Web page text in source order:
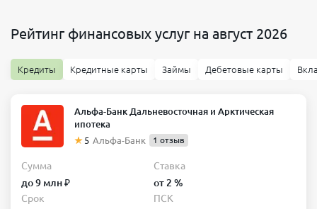
Рейтинг финансовых услуг на август 2026
Кредиты Кредитные карты Займы Дебетовые карты
Альфа-Банк Дальневосточная и Арктическая
ипотека
5 Альфа-Банк 1 отзыв
Сумма
до 9 млн ₽
Ставка
от 2 %
Срок
ПСК